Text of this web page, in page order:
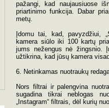
pažangi, kad naujausiuose
priartinimo funkcija. Dabar
metų.
Įdomu tai, kad, pavyzdžiui,
kamera siūlo iki 100 kartų
jums nežengus nė žingsnio.
užtikrina, kad jūsų kamera
6. Netinkamas nuotraukų
Nors filtrai ir palengvina
sugadina tikrai neblogas
„Instagram“ filtrais, dėl kurių